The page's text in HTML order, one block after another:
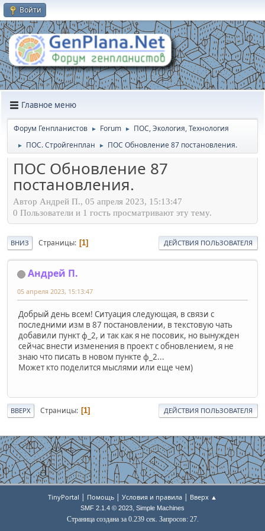
Войти
Главное меню
Форум Генпланистов ► Forum ► ПОС, Экология, Технология
► ПОС. Стройгенплан ► ПОС Обновление 87 постановления.
ПОС Обновление 87
постановления.
Автор Андрей П., 05 апреля 2023, 15:13:47
0 Пользователи и 1 гость просматривают эту тему.
ВНИЗ Страницы 1 ДЕЙСТВИЯ ПОЛЬЗОВАТЕЛЯ
Андрей П.
05 апреля 2023, 15:13:47
Добрый день всем! Ситуация следующая, в связи с
последними изм в 87 постановлении, в текстовую чать
добавили пункт ф_2, и так как я не посовик, но вынужден
сейчас внести изменения в проект с обновлением, я не
знаю что писать в новом пункте ф_2...
Может кто поделится мыслями или еще чем)
ВВЕРХ Страницы 1 ДЕЙСТВИЯ ПОЛЬЗОВАТЕЛЯ
TinyPortal | Помощь | Условия и правила | Вверх ▲
SMF 2.1.4 © 2023, Simple Machines
Страница создана за 0.239 сек. Запросов: 27.